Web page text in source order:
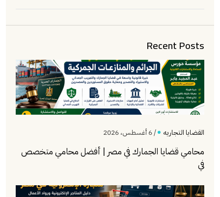
Recent Posts
القضايا التجاريه / 6 أغسطس، 2026
محامي قضايا الجمارك في مصر | أفضل محامي متخصص
في